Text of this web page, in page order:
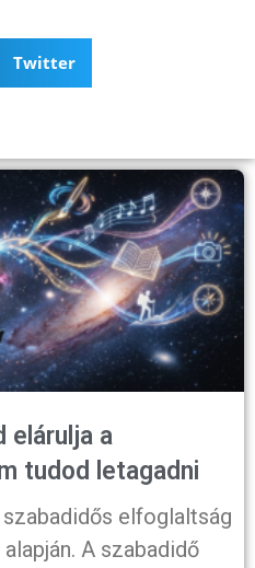
Twitter
elárulja a
tudod letagadni
elfoglaltság
A szabadidő